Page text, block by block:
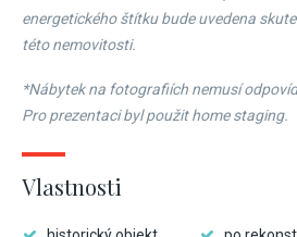
energetického štítku bude uvedena
této nemovitosti.
*Nábytek na fotografiích nemusí
Pro prezentaci byl použit home staging.
Vlastnosti